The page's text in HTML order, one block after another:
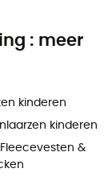
: meer
kinderen
kinderen
&